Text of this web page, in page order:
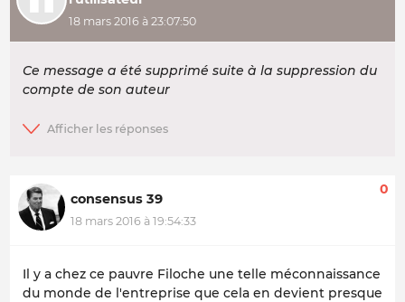
18 mars 2016 à 23:07:50
Ce message a été supprimé suite à la suppression du
compte de son auteur
consensus 39
18 mars 2016 à 19:54:33
0
Il y a chez ce pauvre Filoche une telle méconnaissance
du monde de l'entreprise que cela en devient presque